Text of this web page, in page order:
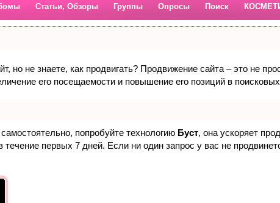
Статьи, Обзоры Группы Опросы Поиск
но не знаете, как продвигать? Продвижение сайта – это не
его посещаемости и повышение его позиций в
попробуйте технологию Буст, она ускоряет
первых 7 дней. Если ни один запрос у вас не